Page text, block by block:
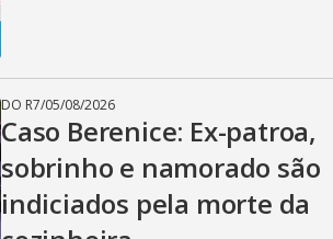
DO R7/05/08/2026
Caso Berenice: Ex-patroa,
sobrinho e namorado são
indiciados pela morte da